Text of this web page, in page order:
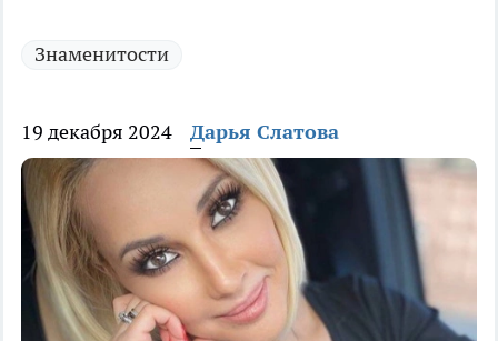
Знаменитости
19 декабря 2024 Дарья Слатова